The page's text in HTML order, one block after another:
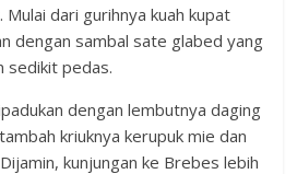
dari gurihnya kuah kupat
dengan sambal sate glabed yang
sedikit pedas.
dengan lembutnya daging
kriuknya kerupuk mie dan
kunjungan ke Brebes lebih